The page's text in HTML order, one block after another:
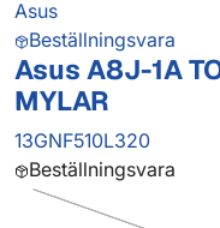
Asus
Beställningsvara
Asus A8J-1A
MYLAR
13GNF510L320
Beställningsvara